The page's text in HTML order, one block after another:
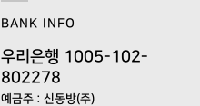
BANK INFO
우리은행 1005-102-
802278
예금주 : 신동방(주)